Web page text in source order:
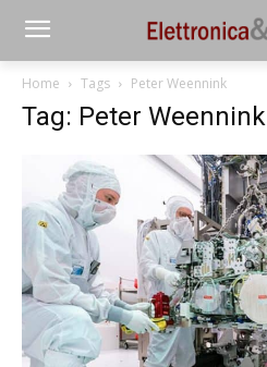
Home Tags Peter Weennink
Tag: Peter Weennink